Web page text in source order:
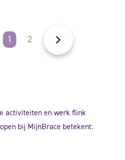
1 2
activiteiten en werk flink
bij MijnBrace betekent: